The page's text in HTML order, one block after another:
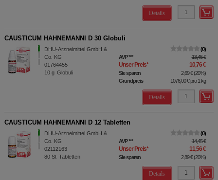
Details
CAUSTICUM HAHNEMANNI D 30 Globuli
DHU-Arzneimittel GmbH &
Co. KG
01764455
10 g Globuli
0
AVP*** 13,45 €
Unser Preis* 10,76 €
Sie sparen 2,69 €(20%)
Grundpreis
1076,00 €pro 1 kg
Details
CAUSTICUM HAHNEMANNI D 12 Tabletten
DHU-Arzneimittel GmbH &
Co. KG
02112163
80 St Tabletten
0
AVP*** 14,45 €
Unser Preis* 11,56 €
Sie sparen 2,89 €(20%)
Details